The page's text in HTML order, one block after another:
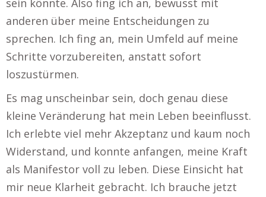
sein könnte. Also fing ich an, bewusst mit
anderen über meine Entscheidungen zu
sprechen. Ich fing an, mein Umfeld auf meine
Schritte vorzubereiten, anstatt sofort
loszustürmen.
Es mag unscheinbar sein, doch genau diese
kleine Veränderung hat mein Leben beeinflusst.
Ich erlebte viel mehr Akzeptanz und kaum noch
Widerstand, und konnte anfangen, meine Kraft
als Manifestor voll zu leben. Diese Einsicht hat
mir neue Klarheit gebracht. Ich brauche jetzt